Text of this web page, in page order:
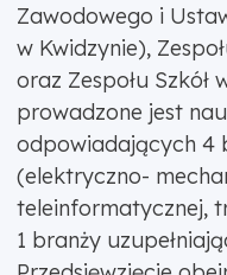
Zawodowego i
w Kwidzynie),
oraz Zespołu
prowadzone jest
odpowiadających 4
(elektryczno-
teleinformatycznej,
1 branży